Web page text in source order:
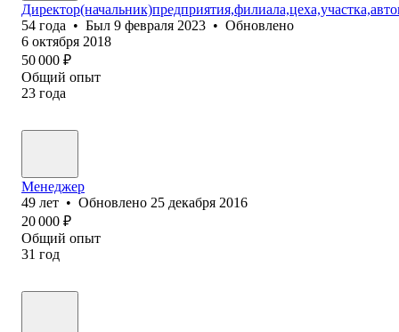
54 года • Был 9 февраля 2023 • Обновлено
6 октября 2018
50 000 ₽
Общий опыт
23 года
Менеджер
49 лет • Обновлено 25 декабря 2016
20 000 ₽
Общий опыт
31 год